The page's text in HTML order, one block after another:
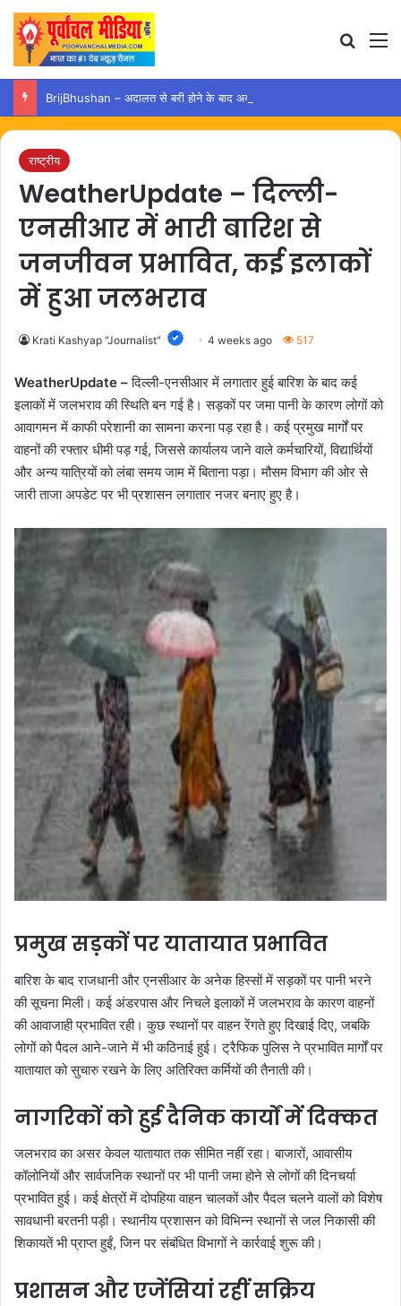
राष्ट्रीय
WeatherUpdate – दिल्ली-
एनसीआर में भारी बारिश से
जनजीवन प्रभावित, कई इलाकों
में हुआ जलभराव
Krati Kashyap "Journalist" 4 weeks ago 517
WeatherUpdate –दिल्ली-एनसीआर में लगातार हुई बारिश के बाद कई
इलाकों में जलभराव की स्थिति बन गई है। सड़कों पर जमा पानी के कारण लोगों को
आवागमन में काफी परेशानी का सामना करना पड़ रहा है। कई प्रमुख मार्गों पर
वाहनों की रफ्तार धीमी पड़ गई, जिससे कार्यालय जाने वाले कर्मचारियों, विद्यार्थियों
और अन्य यात्रियों को लंबा समय जाम में बिताना पड़ा। मौसम विभाग की ओर से
जारी ताजा अपडेट पर भी प्रशासन लगातार नजर बनाए हुए है।
प्रमुख सड़कों पर यातायात प्रभावित
बारिश के बाद राजधानी और एनसीआर के अनेक हिस्सों में सड़कों पर पानी भरने
की सूचना मिली। कई अंडरपास और निचले इलाकों में जलभराव के कारण वाहनों
की आवाजाही प्रभावित रही। कुछ स्थानों पर वाहन रेंगते हुए दिखाई दिए, जबकि
लोगों को पैदल आने-जाने में भी कठिनाई हुई। ट्रैफिक पुलिस ने प्रभावित मार्गों पर
यातायात को सुचारु रखने के लिए अतिरिक्त कर्मियों की तैनाती की।
नागरिकों को हुई दैनिक कार्यों में दिक्कत
जलभराव का असर केवल यातायात तक सीमित नहीं रहा। बाजारों, आवासीय
कॉलोनियों और सार्वजनिक स्थानों पर भी पानी जमा होने से लोगों की दिनचर्या
प्रभावित हुई। कई क्षेत्रों में दोपहिया वाहन चालकों और पैदल चलने वालों को विशेष
सावधानी बरतनी पड़ी। स्थानीय प्रशासन को विभिन्न स्थानों से जल निकासी की
शिकायतें भी प्राप्त हुईं, जिन पर संबंधित विभागों ने कार्रवाई शुरू की।
प्रशासन और एजेंसियां रहीं सक्रिय